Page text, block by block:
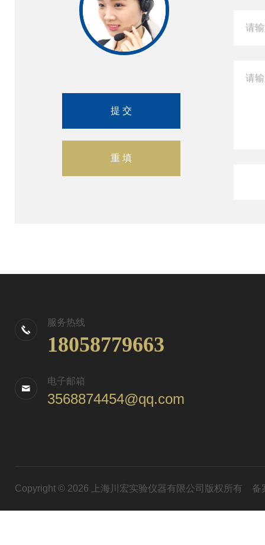
服务热线
18058779663
电子邮箱
3568874454@qq.com
Copyright © 2026 上海川宏实验仪器有限公司版权所有 备